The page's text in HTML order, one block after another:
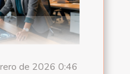
de 2026 0:46